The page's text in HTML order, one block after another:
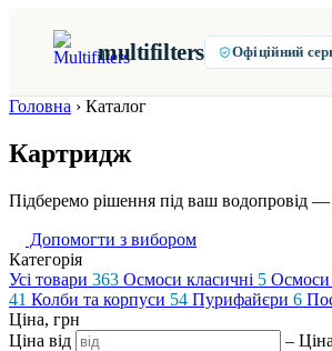
multifilters Офіційний
Головна › Каталог
Картридж
Підберемо рішення під ваш водопровід
Допомогти з вибором
Категорія
Усі товари 363 Осмоси класичні 5 Осмоси
41 Колби та корпуси 54 Пурифайєри 6
Ціна, грн
Ціна від
–